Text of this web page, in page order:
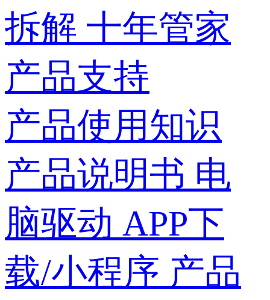
拆解 十年管家
产品支持
产品使用知识
产品说明书 电
脑驱动 APP下
载/小程序 产品